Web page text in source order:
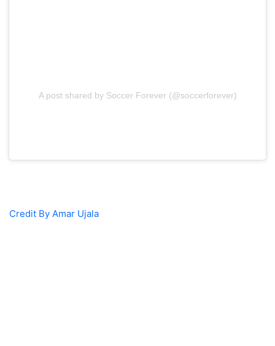
A post shared by Soccer Forever (@soccerforever)
Credit By Amar Ujala